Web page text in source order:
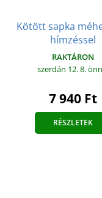
Kötött sapka
hímzéssel
RAKTÁRON
szerdán 12. 8.
7 940 Ft
RÉSZLETEK